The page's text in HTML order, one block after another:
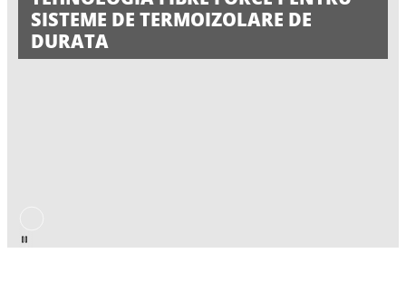
SISTEME DE TERMOIZOLARE DE
DURATA